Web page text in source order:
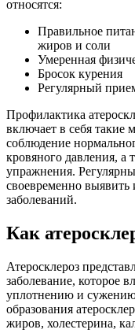
относятся:
Правильное
жиров и соли
Умеренная
Бросок курения
Регулярный
Профилактика
включает в себя такие
соблюдение
кровяного давления, а
упражнения.
своевременно выявить
заболеваний.
Как
Атеросклероз
заболевание, которое
уплотнению и сужению
образования
жиров, холестерина,